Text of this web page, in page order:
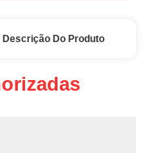
Descrição Do Produto